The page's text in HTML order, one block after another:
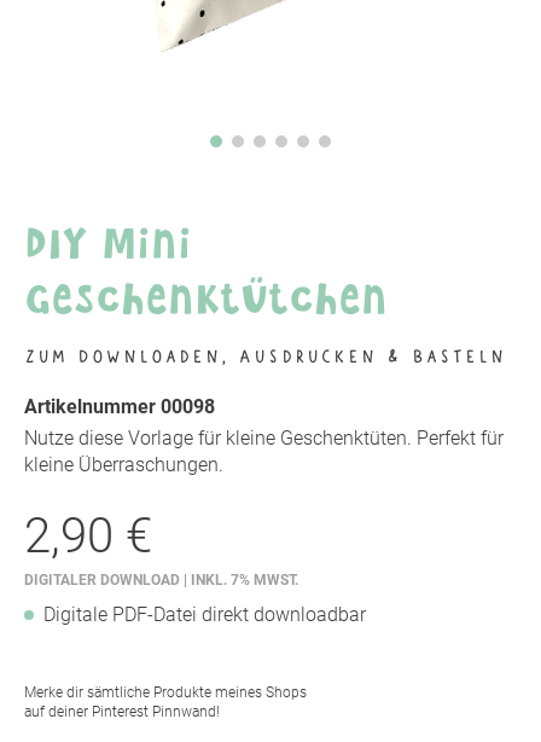
DIY Mini
Geschenktütchen
Zum Downloaden, Ausdrucken & Basteln
Artikelnummer 00098
Nutze diese Vorlage für kleine Geschenktüten. Perfekt für
kleine Überraschungen.
2,90 €
DIGITALER DOWNLOAD | INKL. 7% MWST.
Digitale PDF-Datei direkt downloadbar
Merke dir sämtliche Produkte meines Shops
auf deiner Pinterest Pinnwand!